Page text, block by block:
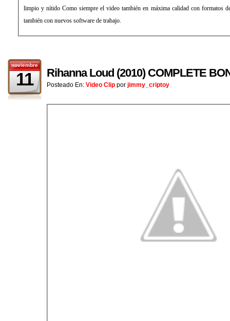
limpio y nítido Como siempre el video también en máxima calidad con formatos
también con nuevos software de trabajo.
noviembre
11 Rihanna Loud (2010) COMPLETE
Posteado En: Video Clip por jimmy_criptoy